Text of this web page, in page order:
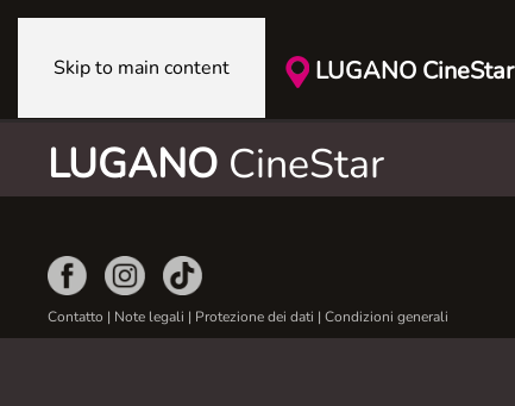
Skip to main content LUGANO CineStar
LUGANO CineStar
Contatto | Note legali | Protezione dei dati | Condizioni generali